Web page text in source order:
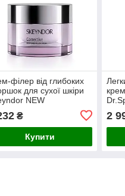
філер від глибоких
для сухої шкіри
NEW
Deep Lines
Cream, 50 мл
₴
Купити
2